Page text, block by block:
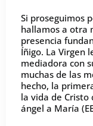
Si proseguimos
hallamos a otra
presencia
Íñigo. La Virgen
mediadora con
muchas de las
hecho, la
la vida de Cristo
ángel a María